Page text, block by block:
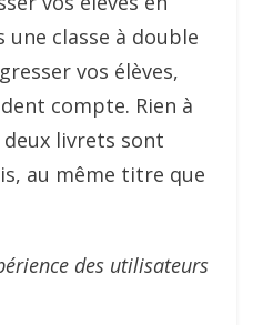
une classe à double
vos élèves,
compte. Rien à
livrets sont
au même titre que
des utilisateurs